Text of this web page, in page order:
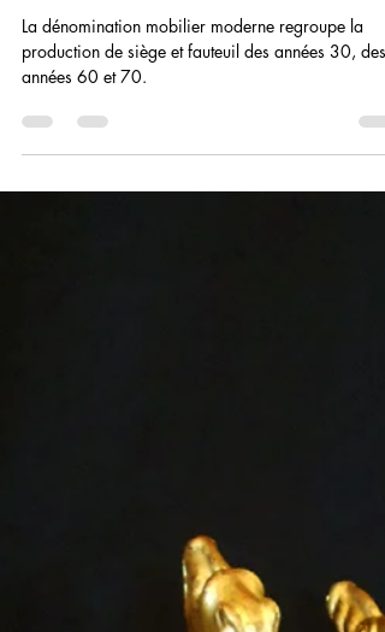
L'évolution de la tapisserie
d'ameublement à partir du XXème
siècle
La dénomination mobilier moderne regroupe la
production de siège et fauteuil des années 30, des